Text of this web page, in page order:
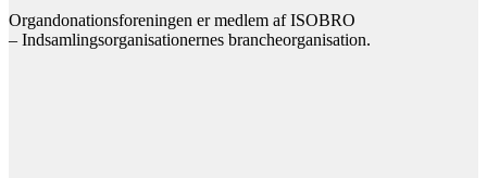
Organdonationsforeningen er medlem af ISOBRO
– Indsamlingsorganisationernes brancheorganisation.